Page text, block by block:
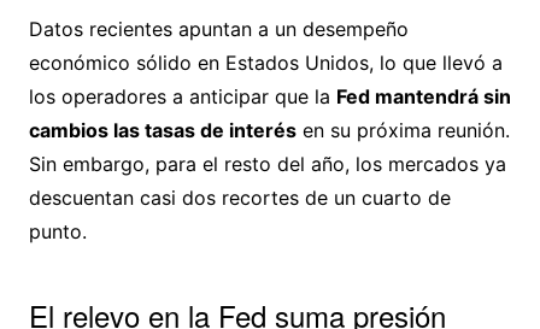
Datos recientes apuntan a un desempeño
económico sólido en Estados Unidos, lo que llevó a
los operadores a anticipar que la Fed mantendrá sin
cambios las tasas de interésen su próxima reunión.
Sin embargo, para el resto del año, los mercados ya
descuentan casi dos recortes de un cuarto de
punto.
El relevo en la Fed suma presión